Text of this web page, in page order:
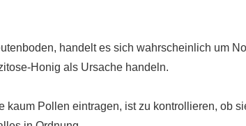
handelt es sich wahrscheinlich um
Honig als Ursache handeln.
Pollen eintragen, ist zu kontrollieren, ob